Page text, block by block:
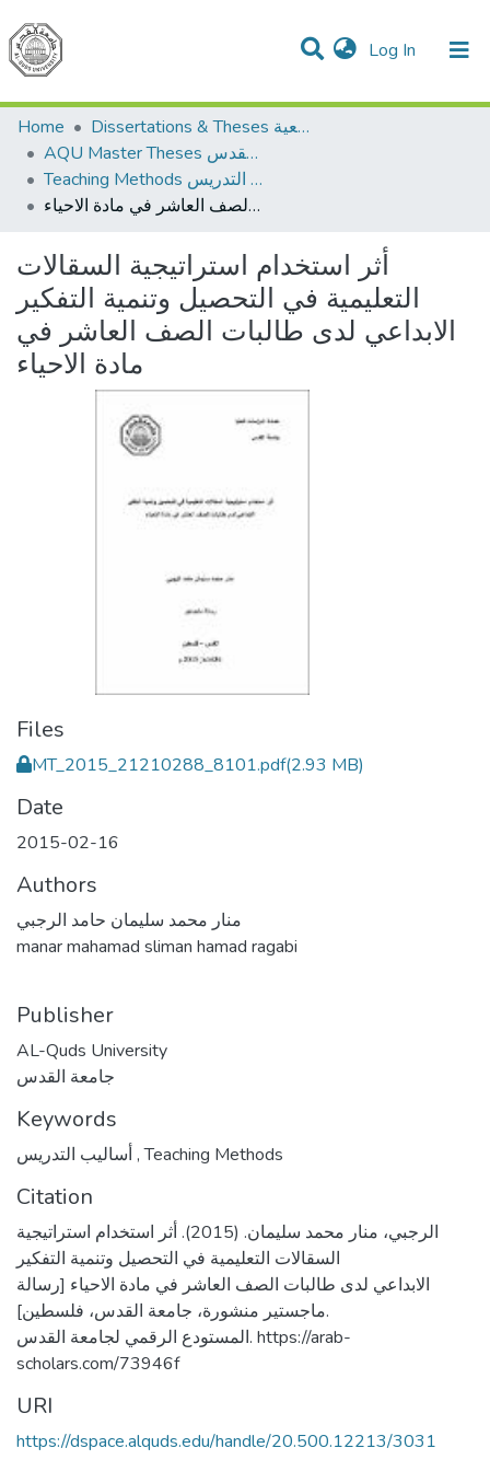
Log In (current)
Communities & Collections
All of DSpace
Home
Dissertations & Theses الرسائل الجامعية
AQU Master Theses الرسائل الجامعية الخاصة بجامعة القدس
Teaching Methods أساليب التدريس
أثر استخدام استراتيجية السقالات التعليمية في التحصيل وتنمية التفكير الابداعي لدى طالبات الصف العاشر في مادة الاحياء
أثر استخدام استراتيجية السقالات
التعليمية في التحصيل وتنمية التفكير
الابداعي لدى طالبات الصف العاشر في
مادة الاحياء
Files
MT_2015_21210288_8101.pdf(2.93 MB)
Date
2015-02-16
Authors
منار محمد سليمان حامد الرجبي
manar mahamad sliman hamad ragabi
Publisher
AL-Quds University
جامعة القدس
Keywords
,Teaching Methods
Citation
الرجبي، منار محمد سليمان. (2015). أثر استخدام استراتيجية
السقالات التعليمية في التحصيل وتنمية التفكير
الابداعي لدى طالبات الصف العاشر في مادة الاحياء [رسالة
ماجستير منشورة، جامعة القدس، فلسطين].
المستودع الرقمي لجامعة القدس. https://arab-
scholars.com/73946f
URI
https://dspace.alquds.edu/handle/20.500.12213/3031